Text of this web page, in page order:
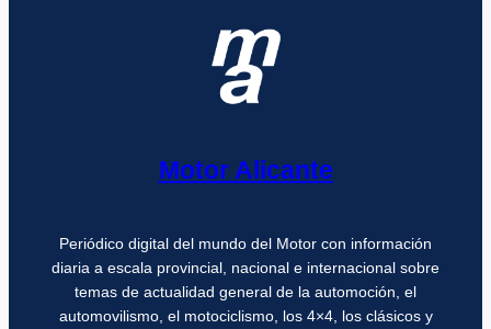
Motor Alicante
Periódico digital del mundo del Motor con información
diaria a escala provincial, nacional e internacional sobre
temas de actualidad general de la automoción, el
automovilismo, el motociclismo, los 4×4, los clásicos y